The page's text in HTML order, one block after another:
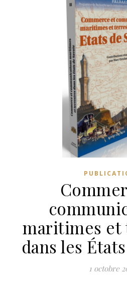
maritimes et
dans les
1 octobre